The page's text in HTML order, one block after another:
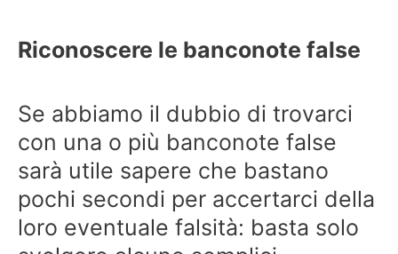
Riconoscere le banconote false
Se abbiamo il dubbio di trovarci
con una o più banconote false
sarà utile sapere che bastano
pochi secondi per accertarci della
loro eventuale falsità: basta solo